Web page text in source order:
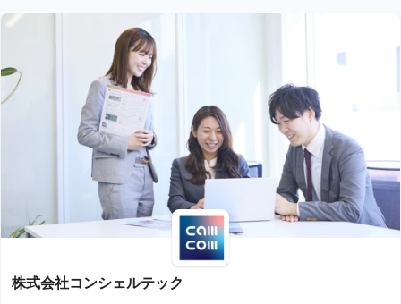
株式会社コンシェルテック